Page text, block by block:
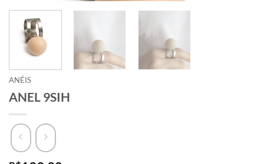
ANÉIS
ANEL 9SIH